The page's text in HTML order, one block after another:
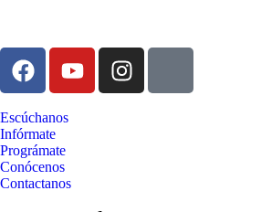
Escúchanos
Infórmate
Prográmate
Conócenos
Contactanos